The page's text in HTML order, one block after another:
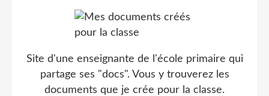
Site d'une enseignante de l'école primaire qui
partage ses "docs". Vous y trouverez les
documents que je crée pour la classe.